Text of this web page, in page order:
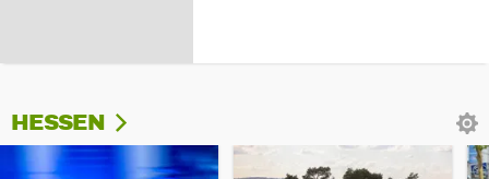
HESSEN